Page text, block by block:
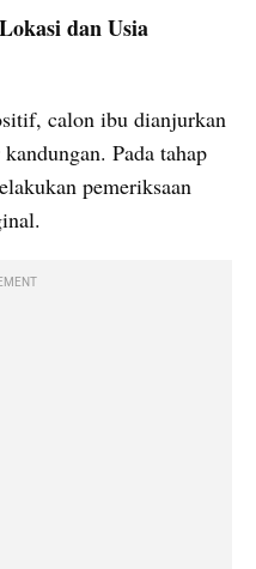
dan Usia
calon ibu dianjurkan
Pada tahap
pemeriksaan